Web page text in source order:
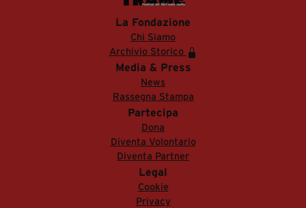
La Fondazione
Chi Siamo
Archivio Storico
Media & Press
News
Rassegna Stampa
Partecipa
Dona
Diventa Volontario
Diventa Partner
Legal
Cookie
Privacy